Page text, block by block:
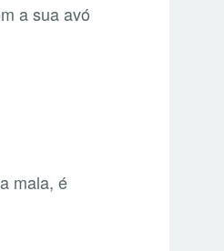
a sua avó
mala, é